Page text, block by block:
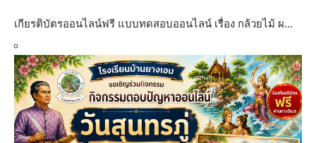
เกียรติบัตรออนไลน์ฟรี แบบทดสอบออนไลน์ เรื่อง กล้วยไม้ ผ…